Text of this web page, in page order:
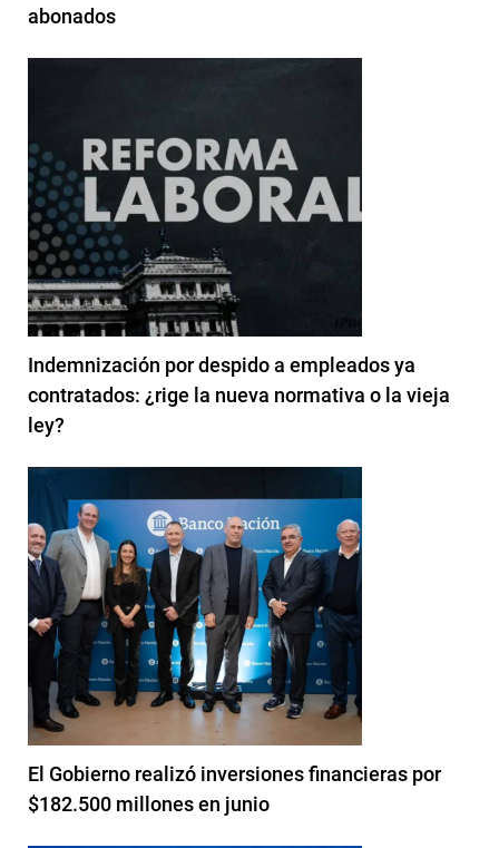
abonados
Indemnización por despido a empleados ya
contratados: ¿rige la nueva normativa o la vieja
ley?
El Gobierno realizó inversiones financieras por
$182.500 millones en junio